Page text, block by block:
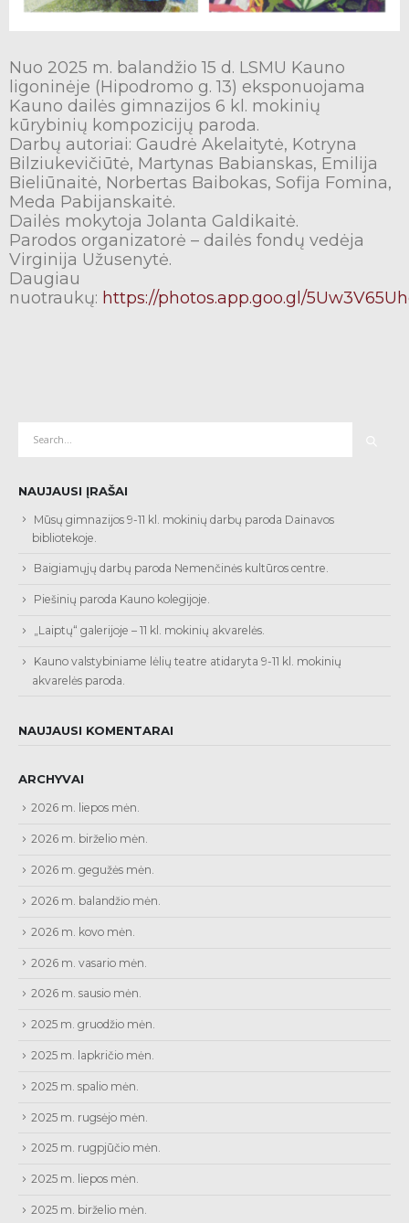
Nuo 2025 m. balandžio 15 d. LSMU Kauno
ligoninėje (Hipodromo g. 13) eksponuojama
Kauno dailės gimnazijos 6 kl. mokinių
kūrybinių kompozicijų paroda.
Darbų autoriai: Gaudrė Akelaitytė, Kotryna
Bilziukevičiūtė, Martynas Babianskas, Emilija
Bieliūnaitė, Norbertas Baibokas, Sofija Fomina,
Meda Pabijanskaitė.
Dailės mokytoja Jolanta Galdikaitė.
Parodos organizatorė – dailės fondų vedėja
Virginija Užusenytė.
Daugiau
nuotraukų: https://photos.app.goo.gl/
NAUJAUSI ĮRAŠAI
Mūsų gimnazijos 9-11 kl. mokinių darbų paroda Dainavos
bibliotekoje.
Baigiamųjų darbų paroda Nemenčinės kultūros centre.
Piešinių paroda Kauno kolegijoje.
„Laiptų“ galerijoje – 11 kl. mokinių akvarelės.
Kauno valstybiniame lėlių teatre atidaryta 9-11 kl. mokinių
akvarelės paroda.
NAUJAUSI KOMENTARAI
ARCHYVAI
2026 m. liepos mėn.
2026 m. birželio mėn.
2026 m. gegužės mėn.
2026 m. balandžio mėn.
2026 m. kovo mėn.
2026 m. vasario mėn.
2026 m. sausio mėn.
2025 m. gruodžio mėn.
2025 m. lapkričio mėn.
2025 m. spalio mėn.
2025 m. rugsėjo mėn.
2025 m. rugpjūčio mėn.
2025 m. liepos mėn.
2025 m. birželio mėn.